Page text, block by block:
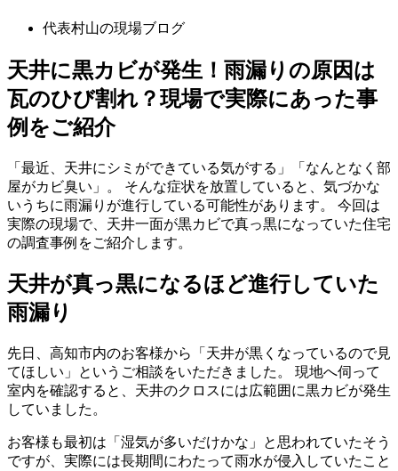
代表村山の現場ブログ
天井に黒カビが発生！雨漏りの原因は
瓦のひび割れ？現場で実際にあった事
例をご紹介
「最近、天井にシミができている気がする」「なんとなく部
屋がカビ臭い」。 そんな症状を放置していると、気づかな
いうちに雨漏りが進行している可能性があります。 今回は
実際の現場で、天井一面が黒カビで真っ黒になっていた住宅
の調査事例をご紹介します。
天井が真っ黒になるほど進行していた
雨漏り
先日、高知市内のお客様から「天井が黒くなっているので見
てほしい」というご相談をいただきました。 現地へ伺って
室内を確認すると、天井のクロスには広範囲に黒カビが発生
していました。
お客様も最初は「湿気が多いだけかな」と思われていたそう
ですが、実際には長期間にわたって雨水が侵入していたこと